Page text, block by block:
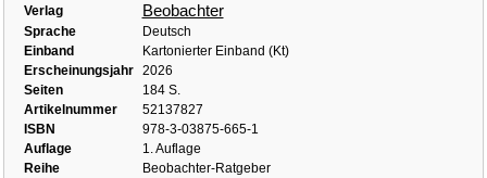
Verlag
Beobachter
Sprache
Deutsch
Einband
Kartonierter Einband (Kt)
Erscheinungsjahr
2026
Seiten
184 S.
Artikelnummer
52137827
ISBN
978-3-03875-665-1
Auflage
1. Auflage
Reihe
Beobachter-Ratgeber